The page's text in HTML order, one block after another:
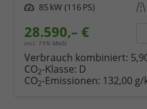
Leistung 85 kW (116 PS) Kilometerstand
28.590,– €
incl. 19% MwSt.
Verbrauch kombiniert:
CO2-Klasse: D
CO2-Emissionen: 132,00 g/